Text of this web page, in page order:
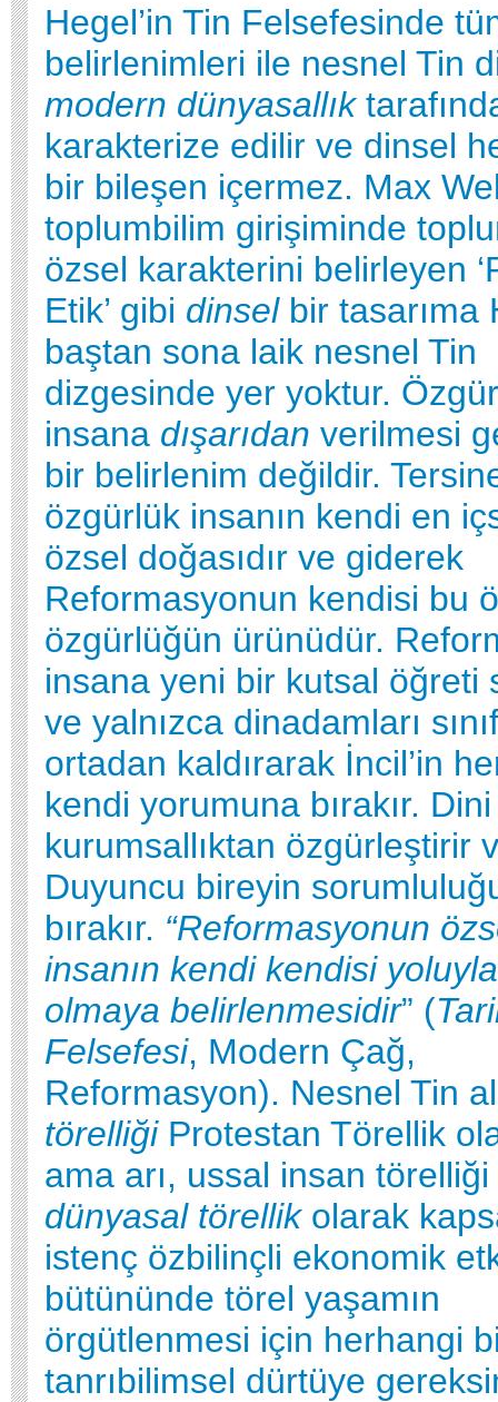
Hegel’in Tin Felsefesinde
belirlenimleri ile nesnel Tin
modern dünyasallık
karakterize edilir ve dinsel
bir bileşen içermez. Max
toplumbilim girişiminde
özsel karakterini belirleyen
Etik’ gibi dinsel bir tasarıma
baştan sona laik nesnel Tin
dizgesinde yer yoktur.
insana dışarıdan verilmesi
bir belirlenim değildir.
özgürlük insanın kendi en
özsel doğasıdır ve giderek
Reformasyonun kendisi bu
özgürlüğün ürünüdür.
insana yeni bir kutsal öğreti
ve yalnızca dinadamları
ortadan kaldırarak İncil’in
kendi yorumuna bırakır. Dini
kurumsallıktan özgürleştirir
Duyuncu bireyin
bırakır. “Reformasyonun
insanın kendi kendisi
olma­ya belirlenmesidir” (
Felsefesi, Modern Çağ,
Reformasyon). Nesnel Tin
törelliği Protestan Törellik
ama arı, ussal insan
dünyasal törellik olarak
istenç özbilinçli ekonomik
bütününde törel yaşamın
örgütlenmesi için herhangi
tanrıbilimsel dürtüye